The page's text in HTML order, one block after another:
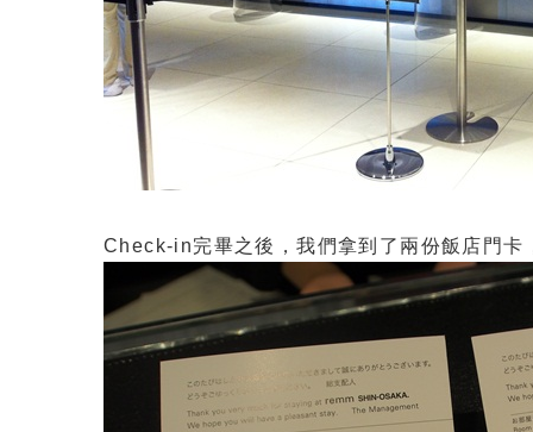
Check-in完畢之後，我們拿到了兩份飯店門